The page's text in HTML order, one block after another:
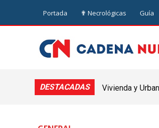
Portada ✟ Necrológicas Guía
DESTACADAS
Vivienda y